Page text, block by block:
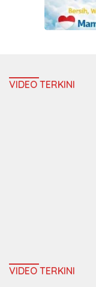
VIDEO TERKINI
VIDEO TERKINI